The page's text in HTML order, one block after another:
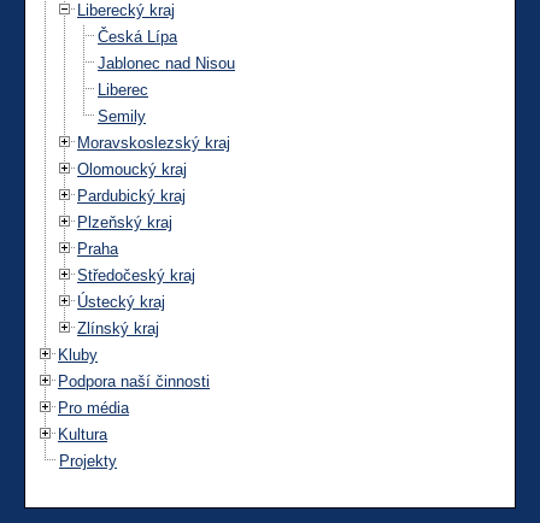
Liberecký kraj
Česká Lípa
Jablonec nad Nisou
Liberec
Semily
Moravskoslezský kraj
Olomoucký kraj
Pardubický kraj
Plzeňský kraj
Praha
Středočeský kraj
Ústecký kraj
Zlínský kraj
Kluby
Podpora naší činnosti
Pro média
Kultura
Projekty